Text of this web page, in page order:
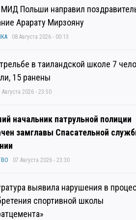
МИД Польши направил
Арарату Мирзояну
08 Августа 2026 - 00:13
в таиландской школе 7
15 ранены
2026 - 23:50
начальник патрульной полиции
замглавы Спасательной
07 Августа 2026 - 23:30
выявила нарушения в
спортивной школы